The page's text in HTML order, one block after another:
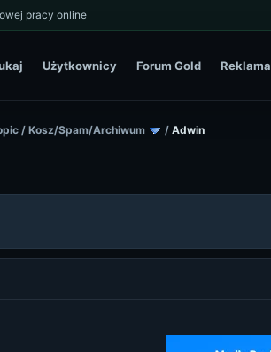
pracy online
Użytkownicy Forum Gold Reklama
/ Kosz/Spam/Archiwum / Adwin